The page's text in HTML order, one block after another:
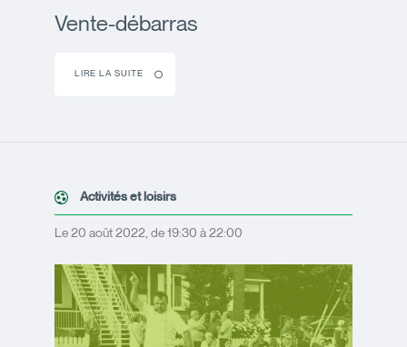
Vente-débarras
LIRE LA SUITE
Activités et loisirs
Le 20 août 2022, de 19:30 à 22:00